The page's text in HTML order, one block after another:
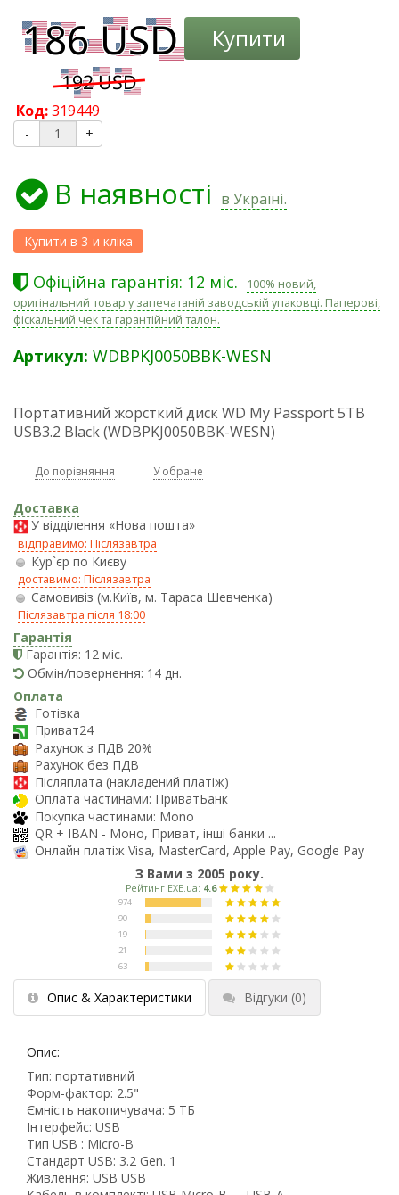
Купити
Код:319449
- +
В наявності в Україні.
Офіційна гарантія: 12 міс.
100% новий,
оригінальний товар у запечатаній заводській упаковці. Паперові,
фіскальний чек та гарантійний талон.
Артикул: WDBPKJ0050BBK-WESN
Портативний жорсткий диск WD My Passport 5TB
USB3.2 Black (WDBPKJ0050BBK-WESN)
До порівняння У обране
Доставка
У відділення «Нова пошта»
відправимо: Післязавтра
Кур`єр по Києву
доставимо: Післязавтра
Самовивіз (м.Київ, м. Тараса Шевченка)
Післязавтра після 18:00
Гарантія
Гарантія: 12 міс.
Обмін/повернення: 14 дн.
Оплата
Готівка
Приват24
Рахунок з ПДВ 20%
Рахунок без ПДВ
Післяплата (накладений платіж)
Оплата частинами: ПриватБанк
Покупка частинами: Mono
QR + IBAN - Моно, Приват, інші банки ...
Онлайн платіж Visa, MasterCard, Apple Pay, Google Pay
З Вами з 2005 року.
Опис & Характеристики Відгуки (0)
Опис:
Тип: портативний
Форм-фактор: 2.5"
Ємність накопичувача: 5 ТБ
Інтерфейс: USB
Тип USB : Micro-B
Стандарт USB: 3.2 Gen. 1
Живлення: USB USB